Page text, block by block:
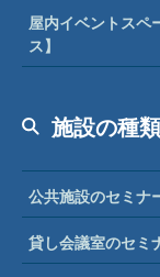
屋内イベントスペ
ス】
施設の種
公共施設のセミナ
貸し会議室のセミ